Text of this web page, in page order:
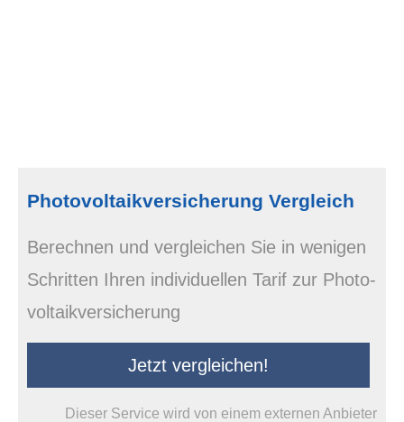
Photo­voltaik­ver­si­che­rung Vergleich
Berechnen und ver­gleichen Sie in wenigen
Schritten Ihren individuellen Tarif zur Photo­
voltaik­ver­si­che­rung
Jetzt ver­gleichen!
Dieser Service wird von einem externen Anbieter